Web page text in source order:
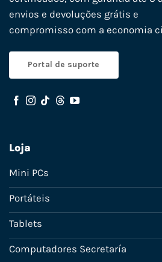
envios e devoluções grátis e
compromisso com a economia
Portal de suporte
Loja
Mini PCs
Portáteis
Tablets
Computadores Secretaría